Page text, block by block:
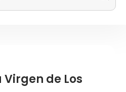
de Los